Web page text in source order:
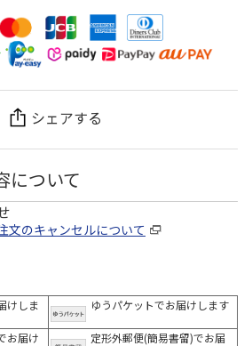
シェアする
について
文のキャンセルについて
けしま
ゆうパケットでお届けします
お届け
定形外郵便(簡易書留)でお届